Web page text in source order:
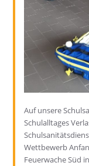
Auf unsere
Schulalltages
Wettbewerb
Feuerwache Süd